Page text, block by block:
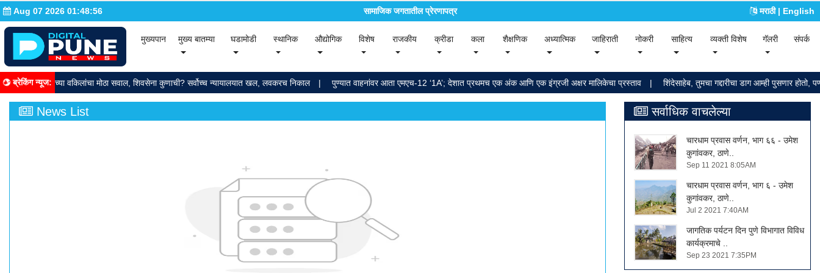
Aug 07 2026 01:48:57 सामाजिक जगतातील प्रेरणापत्र मराठी | English
मुख्यपान मुख्य बातम्या(current)
घडामोडी(current)
स्थानिक(current)
औद्योगिक(current)
विशेष(current)
राजकीय(current)
क्रीडा(current)
कला(current)
शैक्षणिक(current)अध्यात्मिक(current)
जाहिराती(current)
नोकरी(current)
साहित्य(current)व्यक्ती विशेष(current)
गॅलरी(current)
संपर्क
ब्रेकिंग न्यूज:
ठाकरेंच्या वकिलांचा मोठा सवाल, शिवसेना कुणाची? सर्वोच्च न्यायालयात खल, लवकरच निकाल पुण्यात वाहनांवर आता एमएच-12 ‘1A’; देशात प्रथमच एक अंक आणि एक इंग्रजी अक्षर मालिकेचा प्रस्ताव शिंदेसाहेब, तुमचा गद्दारीचा डाग आम्ही पुसणार होतो, पण
News List सर्वाधिक वाचलेल्या
चारधाम प्रवास वर्णन, भाग ६६ - उमेश
कुगांवकर, ठाणे..
Sep 11 2021 8:05AM
चारधाम प्रवास वर्णन, भाग ६ - उमेश
कुगांवकर, ठाणे..
Jul 2 2021 7:40AM
जागतिक पर्यटन दिन पुणे विभागात विविध
कार्यक्रमाचे ..
Sep 23 2021 7:35PM